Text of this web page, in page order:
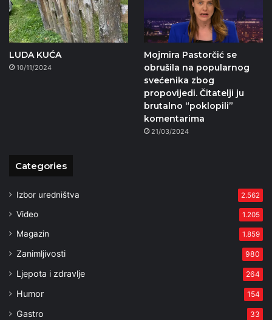
LUDA KUĆA
10/11/2024
Mojmira Pastorčić se
obrušila na popularnog
svećenika zbog
propovijedi. Čitatelji ju
brutalno “poklopili”
komentarima
21/03/2024
Categories
Izbor uredništva 2.562
Video 1.205
Magazin 1.859
Zanimljivosti 980
Ljepota i zdravlje 264
Humor 154
Gastro 33